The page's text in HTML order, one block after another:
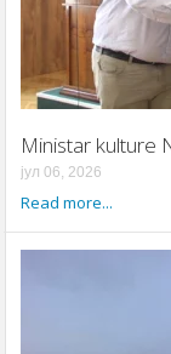
Ministar kulture
јул 06, 2026
Read more...